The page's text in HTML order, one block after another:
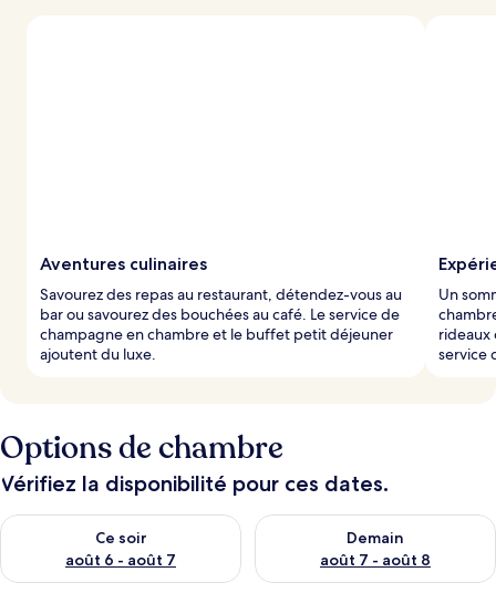
Aventures culinaires
Savourez des repas au restaurant, détendez-vous au
bar ou savourez des bouchées au café. Le service de
champagne en chambre et le buffet petit déjeuner
ajoutent du luxe.
Un
rideaux
service
Options de chambre
Vérifiez la disponibilité pour ces dates.
Ce soir
août 6 - août 7
Vérifier la disponibilité pour ce soir août 6 - août 7
Demain
août 7 - août 8
Vérifier la disponibilité pour